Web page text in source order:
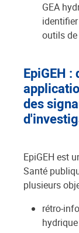
GEA
outils
EpiGEH
des
EpiGEH est
Santé
plusieurs
rétro-